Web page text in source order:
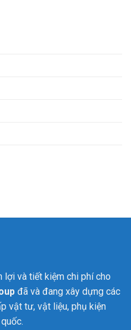
và tiết kiệm chi phí cho
đã và đang xây dựng các
vật tư, vật liệu, phụ kiện